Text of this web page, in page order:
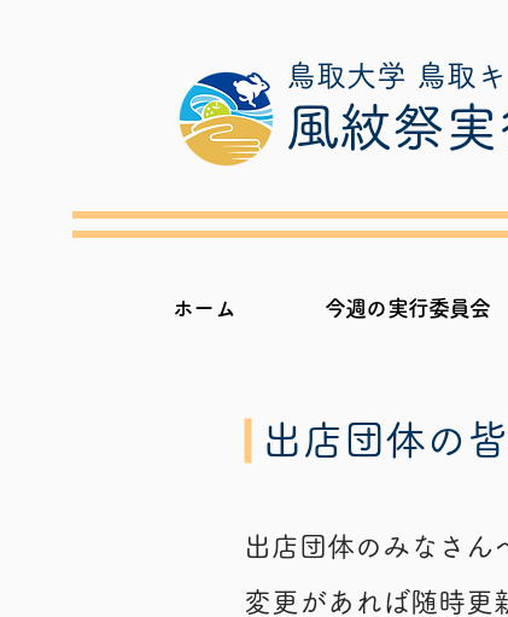
風紋祭
鳥取大学 鳥取
ホーム 今週の実行委員会
出店団体の
出店団体のみなさん
変更があれば随時更